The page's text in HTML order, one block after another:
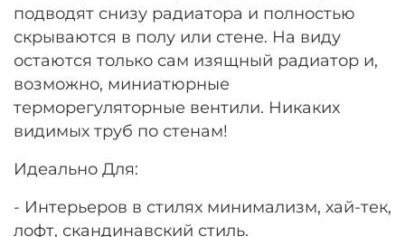
подводят снизу радиатора и полностью
скрываются в полу или стене. На виду
остаются только сам изящный радиатор и,
возможно, миниатюрные
терморегуляторные вентили. Никаких
видимых труб по стенам!
Идеально Для:
- Интерьеров в стилях минимализм, хай-тек,
лофт, скандинавский стиль.